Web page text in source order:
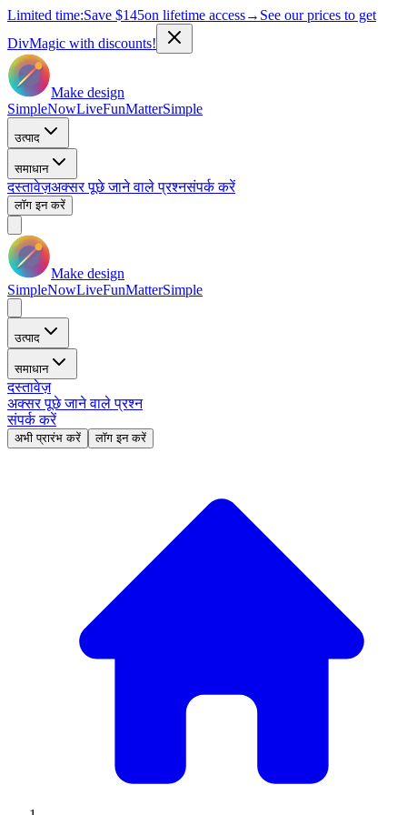
Limited time:Save $145on lifetime access→ See our prices to get
DivMagic with discounts!
Make design
SimpleNowLiveFunMatterSimple
उत्पाद
समाधान
दस्तावेज़अक्सर पूछे जाने वाले प्रश्नसंपर्क करें
लॉग इन करें
Make design
SimpleNowLiveFunMatterSimple
उत्पाद
समाधान
दस्तावेज़
अक्सर पूछे जाने वाले प्रश्न
संपर्क करें
अभी प्रारंभ करें लॉग इन करें